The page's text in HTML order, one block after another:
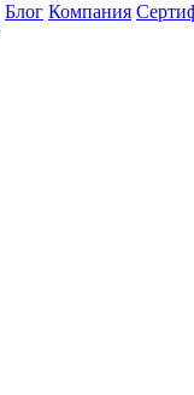
Блог Компания